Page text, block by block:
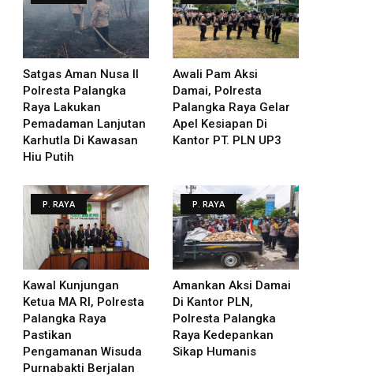
Satgas Aman Nusa II
Polresta Palangka
Raya Lakukan
Pemadaman Lanjutan
Karhutla Di Kawasan
Hiu Putih
Awali Pam Aksi
Damai, Polresta
Palangka Raya Gelar
Apel Kesiapan Di
Kantor PT. PLN UP3
P. RAYA
Kawal Kunjungan
Ketua MA RI, Polresta
Palangka Raya
Pastikan
Pengamanan Wisuda
Purnabakti Berjalan
P. RAYA
Amankan Aksi Damai
Di Kantor PLN,
Polresta Palangka
Raya Kedepankan
Sikap Humanis